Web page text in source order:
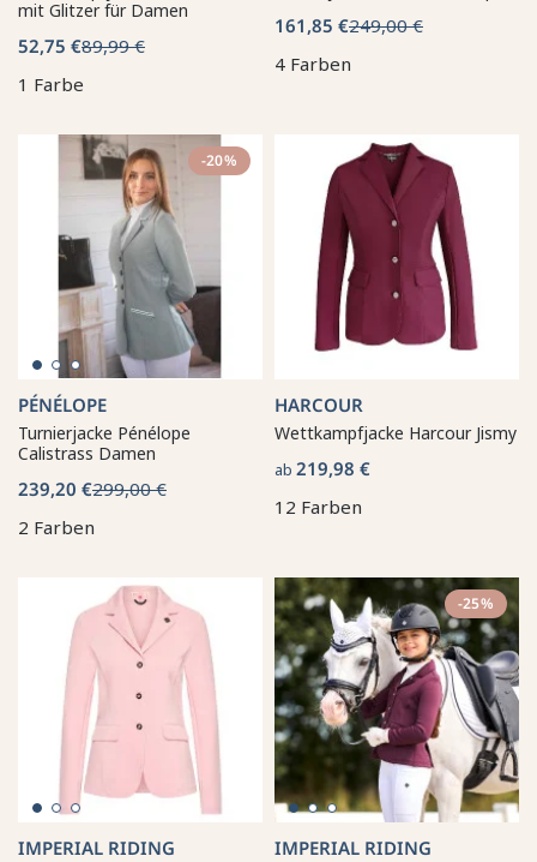
mit Glitzer für Damen
52,75 €89,99 €
1 Farbe
161,85 €249,00 €
4 Farben
-20%
PÉNÉLOPE
Turnierjacke Pénélope
Calistrass Damen
239,20 €299,00 €
2 Farben
HARCOUR
Wettkampfjacke Harcour Jismy
ab 219,98 €
12 Farben
IMPERIAL RIDING
-25%
IMPERIAL RIDING